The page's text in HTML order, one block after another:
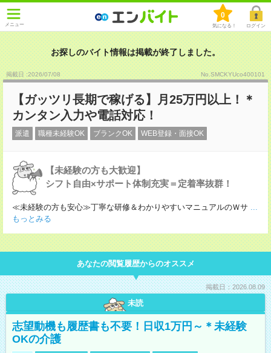
メニュー
0
気になる！ ログイン
お探しのバイト情報は掲載が終了しました。
掲載日 :2026/07/08 No.SMCKYUco400101
【ガッツリ長期で稼げる】月25万円以上！＊
カンタン入力や電話対応！
派遣 職種未経験OK ブランクOK WEB登録・面接OK
【未経験の方も大歓迎】
シフト自由×サポート体制充実＝定着率抜群！
≪未経験の方も安心≫丁寧な研修＆わかりやすいマニュアルのＷサ ...
もっとみる
あなたの閲覧履歴からのオススメ
掲載日：2026.08.09
未読
志望動機も履歴書も不要！日収1万円～＊未経験
OKの介護